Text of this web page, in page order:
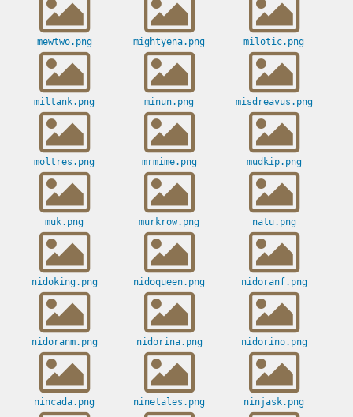
mewtwo.png mightyena.png milotic.png
miltank.png minun.png misdreavus.png
moltres.png mrmime.png mudkip.png
muk.png murkrow.png natu.png
nidoking.png nidoqueen.png nidoranf.png
nidoranm.png nidorina.png nidorino.png
nincada.png ninetales.png ninjask.png